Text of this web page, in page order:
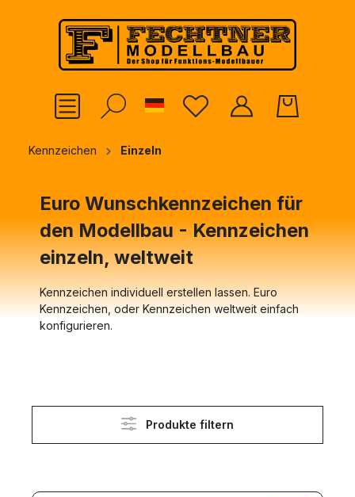
springen
German
Kennzeichen Einzeln
Euro Wunschkennzeichen für
den Modellbau - Kennzeichen
einzeln, weltweit
Kennzeichen individuell erstellen lassen. Euro
Kennzeichen, oder Kennzeichen weltweit einfach
konfigurieren.
Produkte filtern